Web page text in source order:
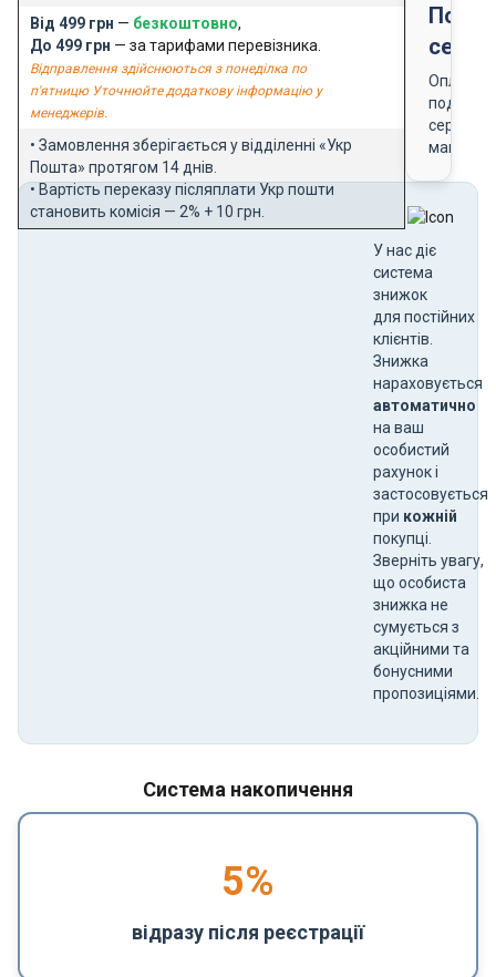
Від 499 грн — безкоштовно,
До 499 грн — за тарифами перевізника.
Відправлення здійснюються з понеділка по
п'ятницю Уточнюйте додаткову інформацію у
менеджерів.
• Замовлення зберігається у відділенні «Укр
Пошта» протягом 14 днів.
• Вартість переказу післяплати Укр пошти
становить комісія — 2% + 10 грн.
Оплата
магазину
У нас діє
система
знижок
для постійних
клієнтів.
Знижка
нараховується
автоматично
на ваш
особистий
рахунок і
застосовується
при кожній
покупці.
Зверніть увагу,
що особиста
знижка не
сумується з
акційними та
бонусними
пропозиціями.
Система накопичення
5%
відразу після реєстрації